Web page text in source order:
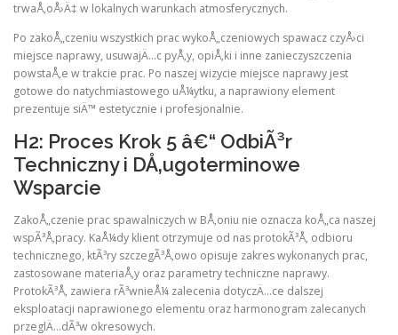
trwaÅ‚oÅ›Ä‡ w lokalnych warunkach atmosferycznych.
Po zakoÅ„czeniu wszystkich prac wykoÅ„czeniowych spawacz czyÅ›ci
miejsce naprawy, usuwajÄ…c pyÅ‚y, opiÅ‚ki i inne zanieczyszczenia
powstaÅ‚e w trakcie prac. Po naszej wizycie miejsce naprawy jest
gotowe do natychmiastowego uÅ¼ytku, a naprawiony element
prezentuje siÄ™ estetycznie i profesjonalnie.
H2: Proces Krok 5 â€“ OdbiÃ³r
Techniczny i DÅ‚ugoterminowe
Wsparcie
ZakoÅ„czenie prac spawalniczych w BÅ‚oniu nie oznacza koÅ„ca naszej
wspÃ³Å‚pracy. KaÅ¼dy klient otrzymuje od nas protokÃ³Å‚ odbioru
technicznego, ktÃ³ry szczegÃ³Å‚owo opisuje zakres wykonanych prac,
zastosowane materiaÅ‚y oraz parametry techniczne naprawy.
ProtokÃ³Å‚ zawiera rÃ³wnieÅ¼ zalecenia dotyczÄ…ce dalszej
eksploatacji naprawionego elementu oraz harmonogram zalecanych
przeglÄ…dÃ³w okresowych.